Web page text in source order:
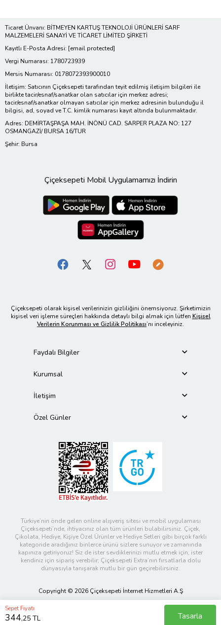
Sepet Fiyatı
344,25 TL Tasarla
Ticaret Ünvanı: BİTMEYEN KARTUŞ TEKNOLOJİ ÜRÜNLERİ SARF
MALZEMELERİ SANAYİ VE TİCARET LİMİTED ŞİRKETİ
Kayıtlı E-Posta Adresi: [email protected]
Vergi Numarası: 1780723939
Mersis Numarası: 0178072393900010
İletişim: Satıcının Çiçeksepeti tarafından teyit edilmiş iletişim bilgileri ile
birlikte tacir/esnaf/sanatkar olan satıcılar için merkez adresi;
tacir/esnaf/sanatkar olmayan satıcılar için merkez adresinin bulunduğu il
bilgisi, ad, soyad ve T.C. kimlik numarası kayıt altında bulunmaktadır.
Adres: DEMİRTAŞPAŞA MAH. İNÖNÜ CAD. SARPER PLAZA NO: 127
OSMANGAZİ/ BURSA 16/TUR
Şehir: Bursa
Çiçeksepeti Mobil Uygulamamızı İndirin
Çiçeksepeti olarak kişisel verilerinizin gizliliğini önemsiyoruz. Şirketimizin
kişisel veri işleme süreçleri hakkında detaylı bilgi almak için lütfen Kişisel
Verilerin Korunması ve Gizlilik Politikası’nı inceleyiniz.
Faydalı Bilgiler
Kurumsal
İletişim
Özel Günler
Türkiye’nin önde gelen online alışveriş sitesi ve mobil uygulaması
Çiçeksepeti’nde, ihtiyacınız olan tüm ürünleri bulabilirsiniz. Çiçek,
Çikolata, Hediye, Kişiye Özel Ürünler ve Hediye Setleri gibi birçok farklı
kategoride aradığınız binlerce ürünü sizlere sunuyor ve zamanında
kapınıza getiriyoruz! Siz de ister sevdiklerinizi mutlu etmek için, ister
kendiniz için sipariş verebilir; Çiçeksepeti Extra’nın fırsatlarla dolu
dünyasıyla tanışarak mutlu bir gün geçirebilirsiniz.
Copyright © 2026 Çiçeksepeti İnternet Hizmetleri A.Ş